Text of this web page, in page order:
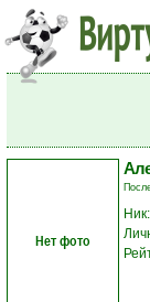
Нет фото
Ник: